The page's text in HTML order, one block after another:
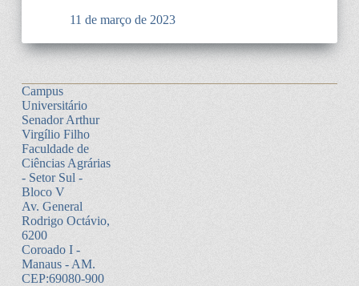
11 de março de 2023
Campus
Universitário
Senador Arthur
Virgílio Filho
Faculdade de
Ciências Agrárias
- Setor Sul -
Bloco V
Av. General
Rodrigo Octávio,
6200
Coroado I -
Manaus - AM.
CEP:69080-900